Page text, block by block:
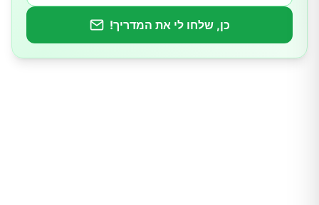
כן, שלחו לי את המדריך!